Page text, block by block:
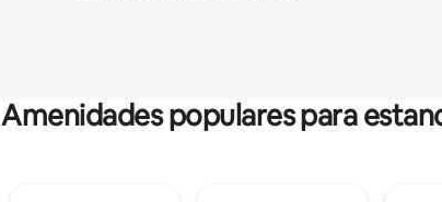
Amenidades populares para